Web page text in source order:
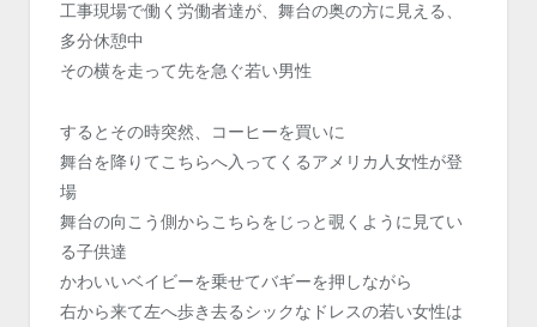
工事現場で働く労働者達が、舞台の奥の方に見える、
多分休憩中
その横を走って先を急ぐ若い男性
するとその時突然、コーヒーを買いに
舞台を降りてこちらへ入ってくるアメリカ人女性が登
場
舞台の向こう側からこちらをじっと覗くように見てい
る子供達
かわいいベイビーを乗せてバギーを押しながら
右から来て左へ歩き去るシックなドレスの若い女性は